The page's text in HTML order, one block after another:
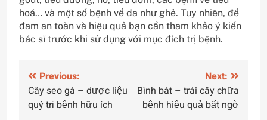
hoá… và một số bệnh về da như ghẻ. Tuy nhiên, để
đam an toàn và hiệu quả bạn cần tham khảo ý kiến
bác sĩ trước khi sử dụng với mục đích trị bệnh.
Điều
hướng
Previous:
Cây seo gà – dược liệu
quý trị bệnh hữu ích
Next:
Bình bát – trái cây chữa
bệnh hiệu quả bất ngờ